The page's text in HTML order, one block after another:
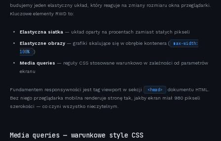
budujemy jeden elastyczny układ, który reaguje na zmiany rozmiaru okna przeglądarki.
Kluczowe elementy RWD to:
Elastyczna siatka — układ oparty na procentach zamiast stałych pikseli
Elastyczne obrazy — grafiki skalujące się w obrębie kontenera (
max-width:
100%
)
Media queries — reguły CSS stosowane warunkowo w zależności od parametrów
ekranu
Fundamentem responsywności jest tag viewport w sekcji <head>
dokumentu HTML.
Bez niego przeglądarka mobilna renderuje stronę tak, jakby ekran miał 980 pikseli
szerokości — co czyni wszystko nieczytelnym.
Media queries — warunkowe style CSS